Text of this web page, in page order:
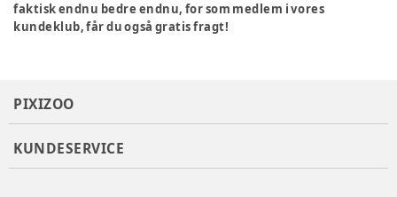
faktisk endnu bedre endnu, for som medlem i vores
kundeklub, får du også gratis fragt!
PIXIZOO
KUNDESERVICE